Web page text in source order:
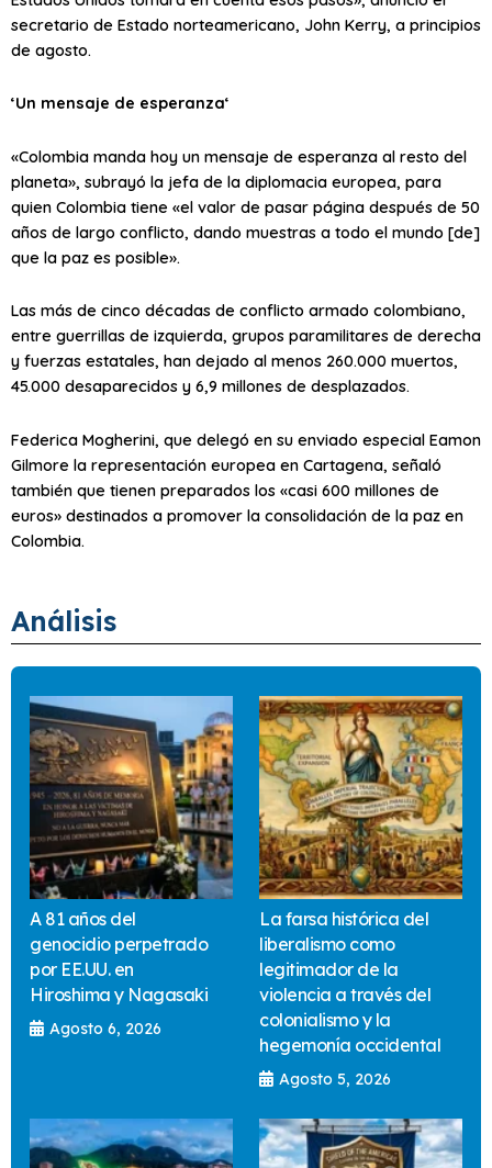
secretario de Estado norteamericano, John Kerry, a principios
de agosto.
‘Un mensaje de esperanza‘
«Colombia manda hoy un mensaje de esperanza al resto del
planeta», subrayó la jefa de la diplomacia europea, para
quien Colombia tiene «el valor de pasar página después de 50
años de largo conflicto, dando muestras a todo el mundo [de]
que la paz es posible».
Las más de cinco décadas de conflicto armado colombiano,
entre guerrillas de izquierda, grupos paramilitares de derecha
y fuerzas estatales, han dejado al menos 260.000 muertos,
45.000 desaparecidos y 6,9 millones de desplazados.
Federica Mogherini, que delegó en su enviado especial Eamon
Gilmore la representación europea en Cartagena, señaló
también que tienen preparados los «casi 600 millones de
euros» destinados a promover la consolidación de la paz en
Colombia.
Análisis
A 81 años del
genocidio perpetrado
por EE.UU. en
Hiroshima y Nagasaki
Agosto 6, 2026
La farsa histórica del
liberalismo como
legitimador de la
violencia a través del
colonialismo y la
hegemonía occidental
Agosto 5, 2026